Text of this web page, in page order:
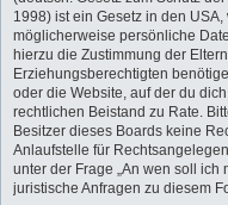
1998) ist ein Gesetz in den
möglicherweise persönliche
hierzu die Zustimmung der
Erziehungsberechtigten
oder die Website, auf der du
rechtlichen Beistand zu Rate.
Besitzer dieses Boards keine
Anlaufstelle für
unter der Frage „An wen soll
juristische Anfragen zu diesem